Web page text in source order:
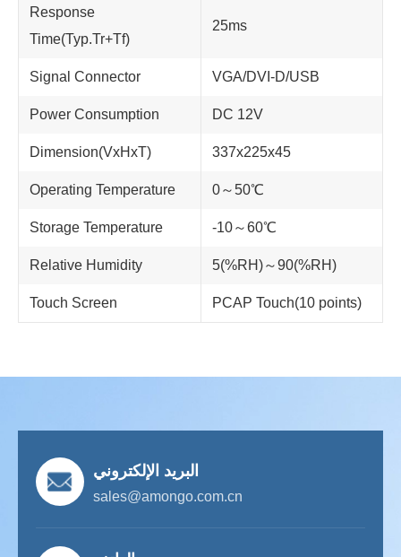
Response
Time(Typ.Tr+Tf)
25ms
Signal Connector VGA/DVI-D/USB
Power Consumption DC 12V
Dimension(VxHxT) 337x225x45
Operating Temperature 0～50℃
Storage Temperature -10～60℃
Relative Humidity 5(%RH)～90(%RH)
Touch Screen PCAP Touch(10 points)
البريد الإلكتروني
sales@amongo.com.cn